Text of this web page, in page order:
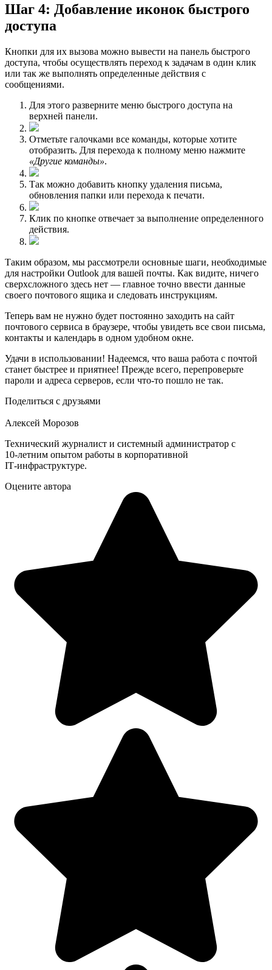
Шаг 4: Добавление иконок быстрого
доступа
Кнопки для их вызова можно вывести на панель быстрого
доступа, чтобы осуществлять переход к задачам в один клик
или так же выполнять определенные действия с
сообщениями.
Для этого разверните меню быстрого доступа на
верхней панели.
Отметьте галочками все команды, которые хотите
отобразить. Для перехода к полному меню нажмите
«Другие команды».
Так можно добавить кнопку удаления письма,
обновления папки или перехода к печати.
Клик по кнопке отвечает за выполнение определенного
действия.
Таким образом, мы рассмотрели основные шаги, необходимые
для настройки Outlook для вашей почты. Как видите, ничего
сверхсложного здесь нет — главное точно ввести данные
своего почтового ящика и следовать инстрyкциям.
Теперь вам не нужно будет постоянно заходить на сайт
почтового сервиса в браузере, чтобы увидеть все свои письма,
контакты и календарь в одном удобном окне.
Удачи в использовании! Надеемся, что ваша работа с почтой
станет быстрее и приятнее! Прежде всего, перепроверьте
пароли и адреса серверов, если что-то пошло не так.
Поделиться с друзьями
Алексей Морозов
Технический журналист и системный администратор с
10‑летним опытом работы в корпоративной
IT‑инфраструктуре.
Оцените автора